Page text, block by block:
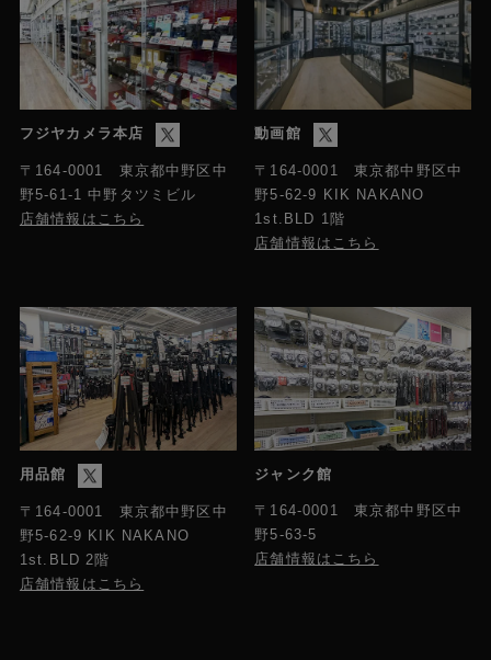
フジヤカメラ本店
〒164-0001 東京都中野区中
野5-61-1 中野タツミビル
店舗情報はこちら
動画館
〒164-0001 東京都中野区中
野5-62-9 KIK NAKANO
1st.BLD 1階
店舗情報はこちら
用品館
〒164-0001 東京都中野区中
野5-62-9 KIK NAKANO
1st.BLD 2階
店舗情報はこちら
ジャンク館
〒164-0001 東京都中野区中
野5-63-5
店舗情報はこちら